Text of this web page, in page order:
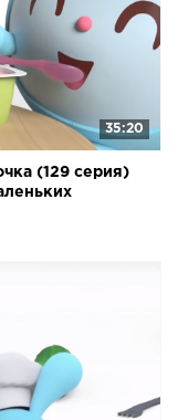
35:20
(129 серия)